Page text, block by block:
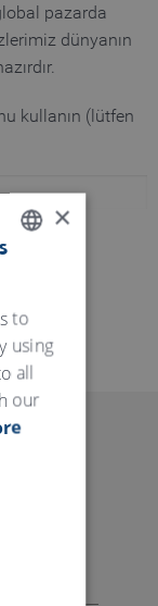
pazarda
dünyanın
kullanın (lütfen
GERMAN
×
to
using
all
our